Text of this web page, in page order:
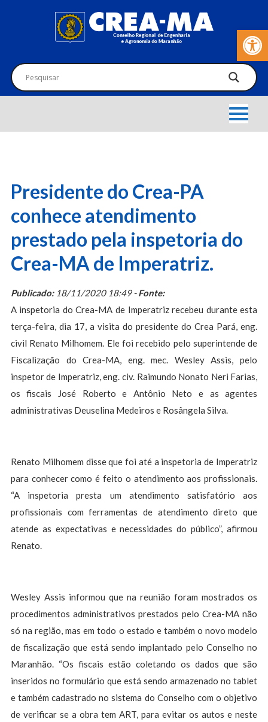
Barra de
Presidente do Crea-PA
conhece atendimento
prestado pela inspetoria do
Crea-MA de Imperatriz.
Publicado:18/11/2020 18:49 -Fonte:
A inspetoria do Crea-MA de Imperatriz recebeu durante esta
terça-feira, dia 17, a visita do presidente do Crea Pará, eng.
civil Renato Milhomem. Ele foi recebido pelo superintende de
Fiscalização do Crea-MA, eng. mec. Wesley Assis, pelo
inspetor de Imperatriz, eng. civ. Raimundo Nonato Neri Farias,
os fiscais José Roberto e Antônio Neto e as agentes
administrativas Deuselina Medeiros e Rosângela Silva.
Renato Milhomem disse que foi até a inspetoria de Imperatriz
para conhecer como é feito o atendimento aos profissionais.
“A inspetoria presta um atendimento satisfatório aos
profissionais com ferramentas de atendimento direto que
atende as expectativas e necessidades do público”, afirmou
Renato.
Wesley Assis informou que na reunião foram mostrados os
procedimentos administrativos prestados pelo Crea-MA não
só na região, mas em todo o estado e também o novo modelo
de fiscalização que está sendo implantado pelo Conselho no
Maranhão. “Os fiscais estão coletando os dados que são
inseridos no formulário que está sendo armazenado no tablet
e também cadastrado no sistema do Conselho com o objetivo
de verificar se a obra tem ART, para evitar os autos e neste